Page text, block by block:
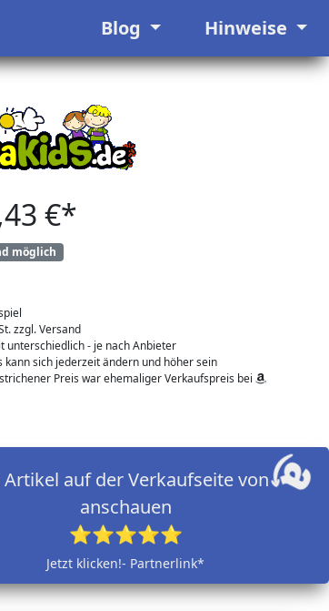
Blog Hinweise
€*
möglich
zzgl. Versand
unterschiedlich - je nach Anbieter
kann sich jederzeit ändern und höher sein
Preis war ehemaliger Verkaufspreis bei
Artikel auf der Verkaufseite von
anschauen
⭐⭐⭐⭐⭐
Jetzt klicken!- Partnerlink*